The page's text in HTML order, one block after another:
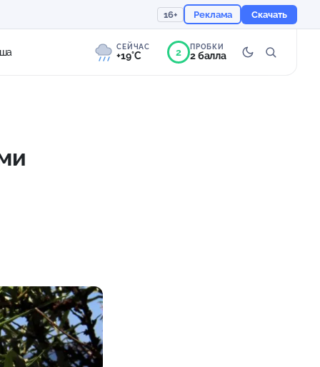
16+ Реклама Скачать
СЕЙЧАС
+19°C 2 ПРОБКИ
2 балла